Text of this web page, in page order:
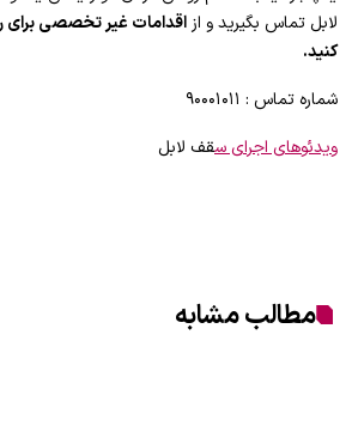
لابل تماس بگیرید و از اقدامات غیر تخصصی برای
کنید.
شماره تماس : ۹۰۰۰۱۰۱۱
ویدئوهای اجرای سقف لابل
مطالب مشابه